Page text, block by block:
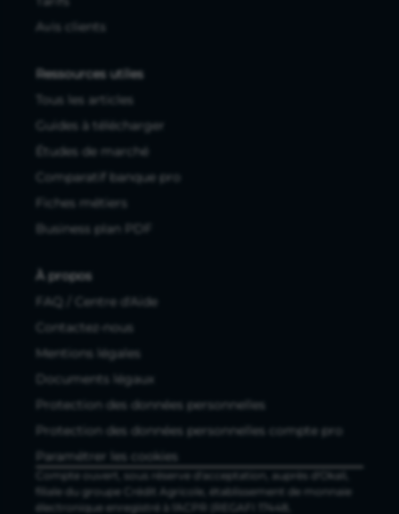
Avis clients
Ressources utiles
Tous les articles
Guides à télécharger
Études de marché
Comparatif banque pro
Fiches métiers
Business plan PDF
À propos
FAQ / Centre d'Aide
Contactez-nous
Mentions légales
Documents légaux
Protection des données personnelles
Protection des données personnelles compte pro
Paramétrer les cookies
Compte ouvert, sous réserve d'acceptation, auprès d'Okali,
filiale du groupe Crédit Agricole, établissement de monnaie
électronique enregistré à l'ACPR (REGAFI 17448,